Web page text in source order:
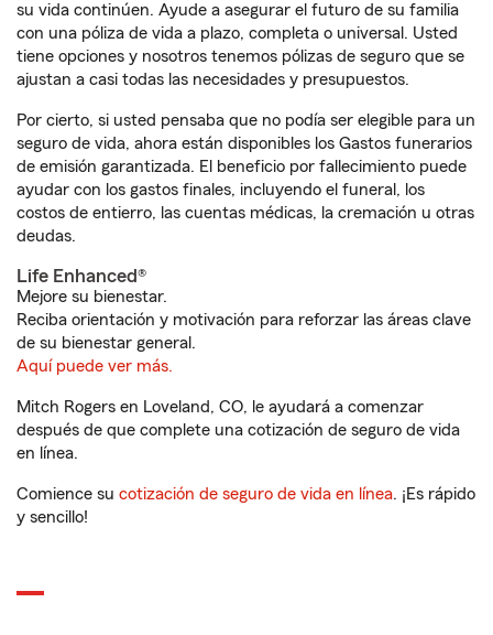
su vida continúen. Ayude a asegurar el futuro de su familia
con una póliza de vida a plazo, completa o universal. Usted
tiene opciones y nosotros tenemos pólizas de seguro que se
ajustan a casi todas las necesidades y presupuestos.
Por cierto, si usted pensaba que no podía ser elegible para un
seguro de vida, ahora están disponibles los Gastos funerarios
de emisión garantizada. El beneficio por fallecimiento puede
ayudar con los gastos finales, incluyendo el funeral, los
costos de entierro, las cuentas médicas, la cremación u otras
deudas.
Life Enhanced®
Mejore su bienestar.
Reciba orientación y motivación para reforzar las áreas clave
de su bienestar general.
Aquí puede ver más.
Mitch Rogers en Loveland, CO, le ayudará a comenzar
después de que complete una cotización de seguro de vida
en línea.
Comience su cotización de seguro de vida en línea. ¡Es rápido
y sencillo!